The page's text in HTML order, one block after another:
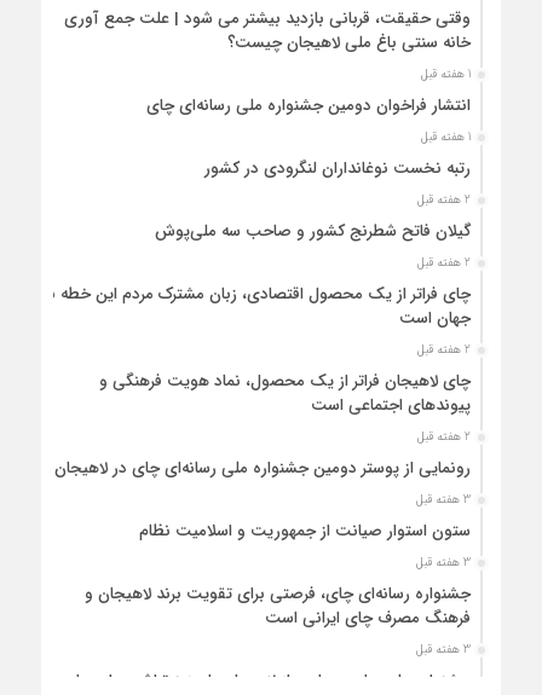
وقتی حقیقت، قربانی بازدید بیشتر می شود | علت جمع آوری
خانه سنتی باغ ملی لاهیجان چیست؟
1 هفته قبل
انتشار فراخوان دومین جشنواره ملی رسانه‌ای چای
1 هفته قبل
رتبه نخست نوغانداران لنگرودی در کشور
2 هفته قبل
گیلان فاتح شطرنج کشور و صاحب سه ملی‌پوش
2 هفته قبل
چای فراتر از یک محصول اقتصادی، زبان مشترک مردم این خطه با
جهان است
2 هفته قبل
چای لاهیجان فراتر از یک محصول، نماد هویت فرهنگی و
پیوندهای اجتماعی است
2 هفته قبل
رونمایی از پوستر دومین جشنواره ملی رسانه‌ای چای در لاهیجان
3 هفته قبل
ستون استوار صیانت از جمهوریت و اسلامیت نظام
3 هفته قبل
جشنواره رسانه‌ای چای، فرصتی برای تقویت برند لاهیجان و
فرهنگ مصرف چای ایرانی است
3 هفته قبل
جشنواره ملی چای، حمایت از لاهیجان یا هزینه‌تراشی برای چای